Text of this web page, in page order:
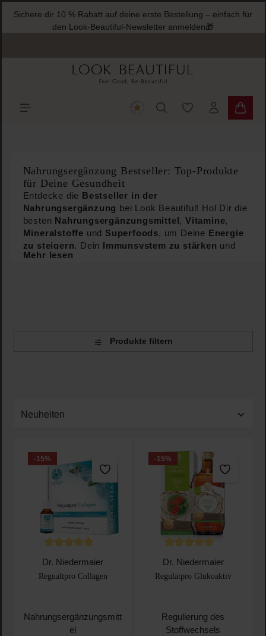
springen
Sichere dir 10 % Rabatt auf deine erste Bestellung – einfach für
den Look-Beautiful-Newsletter anmelden🎁
Du hast 0
Nahrungsergänzung Bestseller: Top-Produkte
für Deine Gesundheit
Entdecke die Bestseller in der
Nahrungsergänzung bei Look Beautiful! Hol Dir die
besten Nahrungsergänzungsmittel, Vitamine,
Mineralstoffe und Superfoods, um Deine Energie
zu steigern, Dein Immunsystem zu stärken und
DeineHautgesundheit zu verbessern
Mehr lesen
Produkte filtern
-15%
Dr. Niedermaier
Regualtpro Collagen
Nahrungsergänzungsmitt
el
-15%
Dr. Niedermaier
Regulatpro Glukoaktiv
Regulierung des
Stoffwechsels